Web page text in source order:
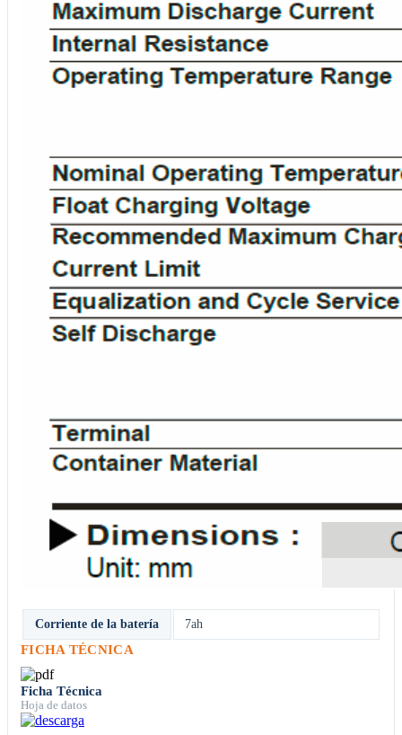
Corriente de la batería 7ah
FICHA TÉCNICA
Ficha Técnica
Hoja de datos